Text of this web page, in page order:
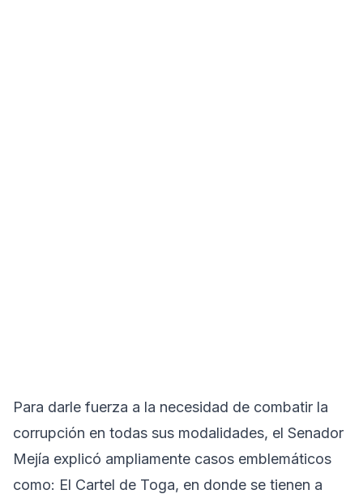
Para darle fuerza a la necesidad de combatir la
corrupción en todas sus modalidades, el Senador
Mejía explicó ampliamente casos emblemáticos
como: El Cartel de Toga, en donde se tienen a